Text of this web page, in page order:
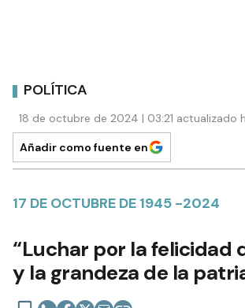
POLÍTICA
18 de octubre de 2024 | 03:21 actualizado
Añadir como fuente en
17 DE OCTUBRE DE 1945 -2024
“Luchar por la felicidad
y la grandeza de la